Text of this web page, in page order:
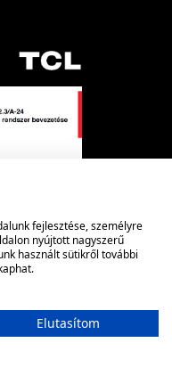
fejlesztése, személyre
nyújtott nagyszerű
használt sütikről további
Elutasítom